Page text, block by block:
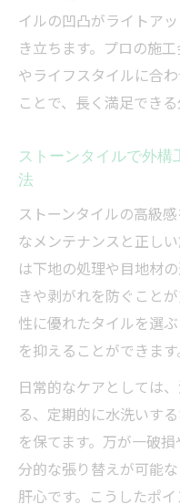
イルの凹凸がライトア
き立ちます。プロの施
やライフスタイルに合
ことで、長く満足でき
ストーンタイルで外
法
ストーンタイルの高級
なメンテナンスと正し
は下地の処理や目地材
きや剥がれを防ぐこと
性に優れたタイルを選
を抑えることができます
日常的なケアとしては
る、定期的に水洗いす
を保てます。万が一破
分的な張り替えが可能
肝心です。こうしたポ